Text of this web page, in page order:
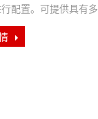
配置。可提供具有